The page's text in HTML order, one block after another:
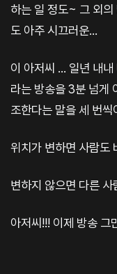
하는 일 정도~ 그 외의
도 아주 시끄러운...
이 아저씨 ... 일년 내
라는 방송을 3분 넘게
조한다는 말을 세 번
위치가 변하면 사람도
변하지 않으면 다른
아저씨!!! 이제 방송 그